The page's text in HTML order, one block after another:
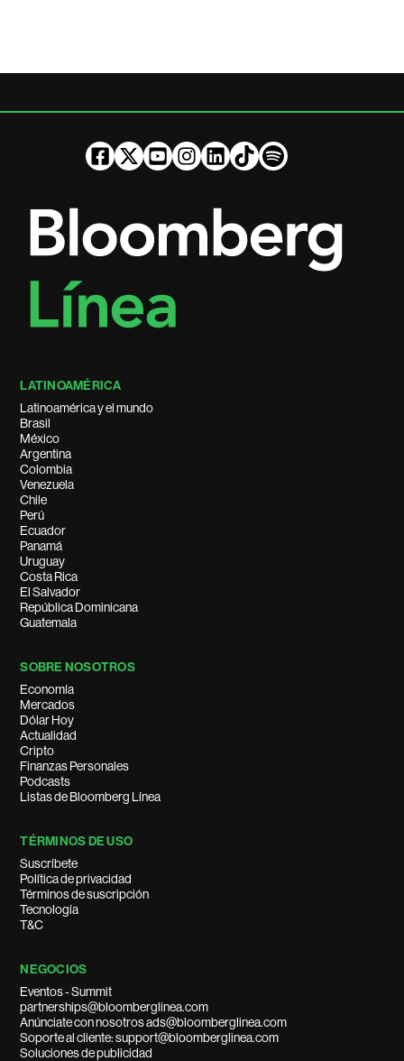
LATINOAMÉRICA
Latinoamérica y el mundo
Brasil
México
Argentina
Colombia
Venezuela
Chile
Perú
Ecuador
Panamá
Uruguay
Costa Rica
El Salvador
República Dominicana
Guatemala
SOBRE NOSOTROS
Economía
Mercados
Dólar Hoy
Actualidad
Cripto
Finanzas Personales
Podcasts
Listas de Bloomberg Línea
TÉRMINOS DE USO
Suscríbete
Política de privacidad
Términos de suscripción
Tecnología
T&C
NEGOCIOS
Eventos - Summit
partnerships@bloomberglinea.com
Anúnciate con nosotros ads@bloomberglinea.com
Soporte al cliente: support@bloomberglinea.com
Soluciones de publicidad